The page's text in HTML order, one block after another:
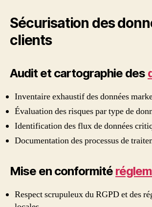
Sécurisation des
clients
Audit et cartographie des
Inventaire exhaustif des données
Évaluation des risques par type de
Identification des flux de données
Documentation des processus de
Mise en conformité
Respect scrupuleux du RGPD et des